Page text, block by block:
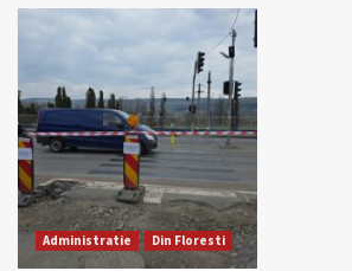
Administratie Din Floresti